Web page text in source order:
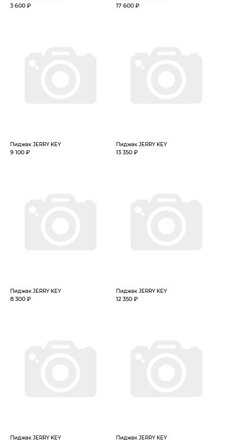
3 600 ₽ 17 600 ₽
Пиджак JERRY KEY
9 100 ₽
Пиджак JERRY KEY
13 350 ₽
Пиджак JERRY KEY
8 300 ₽
Пиджак JERRY KEY
12 350 ₽
Пиджак JERRY KEY Пиджак JERRY KEY